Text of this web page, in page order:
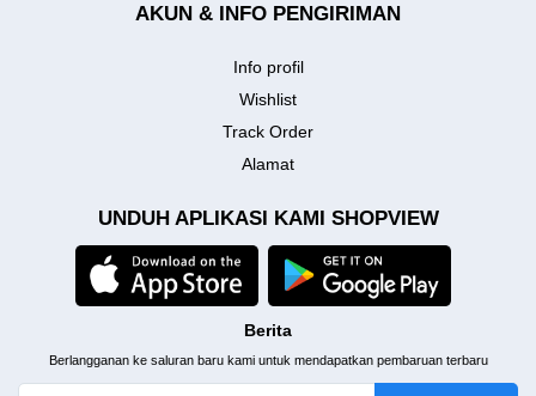
AKUN & INFO PENGIRIMAN
Info profil
Wishlist
Track Order
Alamat
UNDUH APLIKASI KAMI SHOPVIEW
Berita
Berlangganan ke saluran baru kami untuk mendapatkan pembaruan terbaru